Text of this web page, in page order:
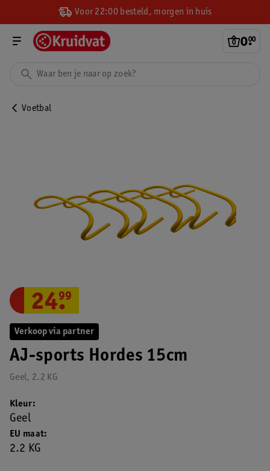
Voor 22:00 besteld, morgen in huis
0.
00
Voetbal
Verkoop via partner
AJ-sports Hordes 15cm
Geel, 2.2 KG
24.
99
EU maat
2.2 KG
Kleur
Geel